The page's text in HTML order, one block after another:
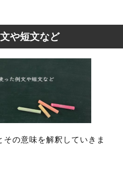
や短文など
その意味を解釈していきま